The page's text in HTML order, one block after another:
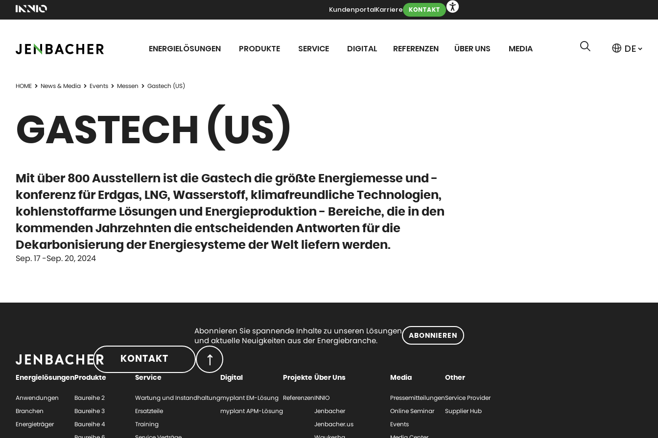
KundenportalKarriere KONTAKT
ENERGIELÖSUNGEN PRODUKTE SERVICE DIGITAL REFERENZEN ÜBER UNS MEDIA
HOME News & Media Events Messen Gastech (US)
GASTECH (US)
Mit über 800 Ausstellern ist die Gastech die größte Energiemesse und -
konferenz für Erdgas, LNG, Wasserstoff, klimafreundliche Technologien,
kohlenstoffarme Lösungen und Energieproduktion - Bereiche, die in den
kommenden Jahrzehnten die entscheidenden Antworten für die
Dekarbonisierung der Energiesysteme der Welt liefern werden.
Sep. 17 Sep. 20, 2024
Abonnieren Sie spannende Inhalte zu unseren Lösungen
und aktuelle Neuigkeiten aus der Energiebranche.
ABONNIEREN
KONTAKT
Energielösungen
Anwendungen
Branchen
Energieträger
Produkte
Baureihe 2
Baureihe 3
Baureihe 4
Service
Wartung und Instandhaltung
Ersatzteile
Training
Digital
myplant EM-Lösung
myplant APM-Lösung
Projekte
Referenzen
Über Uns
INNIO
Jenbacher
Jenbacher.us
Media
Pressemitteilungen
Online Seminar
Events
Other
Service Provider
Supplier Hub